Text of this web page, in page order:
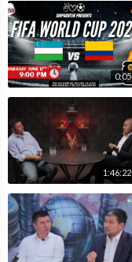
0:05
1:46:22